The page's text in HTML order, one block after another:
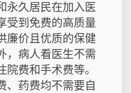
久居民在加入医
受到免费的高质量
廉价且优质的保健
，病人看医生不需
费和手术费等。
、药费均不需要自